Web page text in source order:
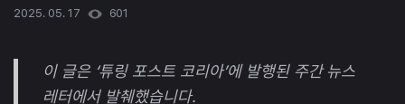
2025. 05. 17 601
이 글은 ‘튜링 포스트 코리아’에 발행된 주간 뉴스
레터에서 발췌했습니다.